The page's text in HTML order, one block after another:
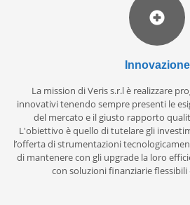
Innovazione
La mission di Veris s.r.l è realizzare
innovativi tenendo sempre presenti le
del mercato e il giusto rapporto
L'obiettivo è quello di tutelare gli
l’offerta di strumentazioni
di mantenere con gli upgrade la loro
con soluzioni finanziarie flessibili